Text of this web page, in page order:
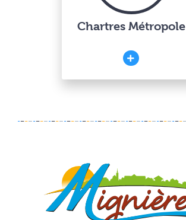
Chartres Métropole